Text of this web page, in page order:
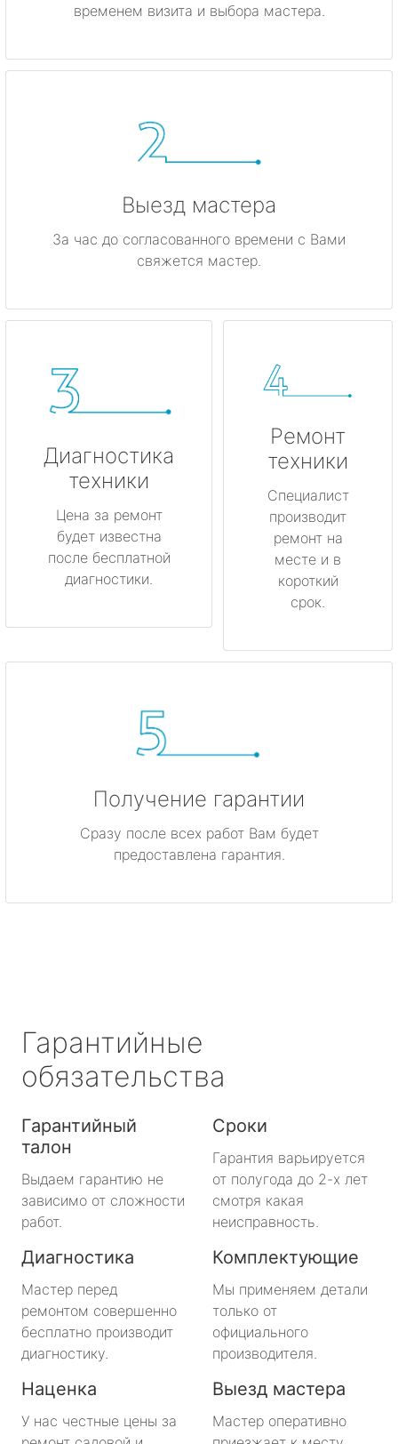
временем визита и выбора мастера.
Выезд мастера
За час до согласованного времени с Вами
свяжется мастер.
Диагностика
техники
Цена за ремонт
будет известна
после бесплатной
диагностики.
Ремонт
техники
Специалист
производит
ремонт на
месте и в
короткий
срок.
Получение гарантии
Сразу после всех работ Вам будет
предоставлена гарантия.
Гарантийные
обязательства
Гарантийный
талон
Выдаем гарантию не
зависимо от сложности
работ.
Сроки
Гарантия варьируется
от полугода до 2-х лет
смотря какая
неисправность.
Диагностика
Мастер перед
ремонтом совершенно
бесплатно производит
диагностику.
Комплектующие
Мы применяем детали
только от
официального
производителя.
Наценка
У нас честные цены за
Выезд мастера
Мастер оперативно